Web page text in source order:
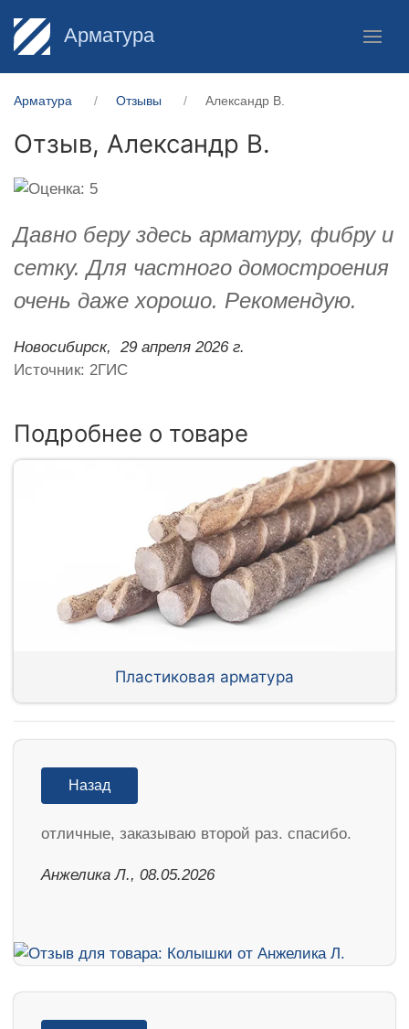
Арматура
Арматура Отзывы Александр В.
Отзыв, Александр В.
Давно беру здесь арматуру, фибру и
сетку. Для частного домостроения
очень даже хорошо. Рекомендую.
Новосибирск,
29 апреля 2026 г.
Источник: 2ГИС
Подробнее о товаре
Пластиковая арматура
Назад
отличные, заказываю второй раз. спасибо.
Анжелика Л., 08.05.2026